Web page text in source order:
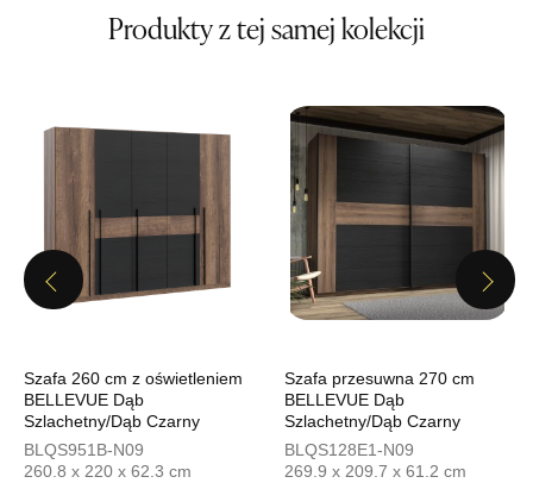
Godziny otwarcia
Pn-Pt: 10:00-18:00, Sb: 10:00-15:00
Najniższa cena sprzedawcy z ostatnich 30 dni 1 349,00 zł
SALON MEBLOWY MEBLOSTYL
Salon meblowy
UL.PIONIERÓW 44
Adres e-mail:meblostyl01@op.pl
Godziny otwarcia
Pn-Pt: 09:00-17:00, Sb: 09:00-14:00
1 349,00 zł 1 079,20 zł
Produkty z tej samej kolekcji
Previous
Szafa 260 cm z oświetleniem
BELLEVUE Dąb
Szlachetny/Dąb Czarny
BLQS951B-N09
260.8 x 220 x 62.3 cm
Szafa przesuwna 270 cm
BELLEVUE Dąb
Szlachetny/Dąb Czarny
BLQS128E1-N09
269.9 x 209.7 x 61.2 cm
Next